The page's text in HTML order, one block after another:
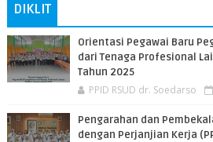
DIKLIT
Orientasi Pegawai Baru
dari Tenaga Profesional
Tahun 2025
PPID RSUD dr. Soedarso
Pengarahan dan
dengan Perjanjian Kerja